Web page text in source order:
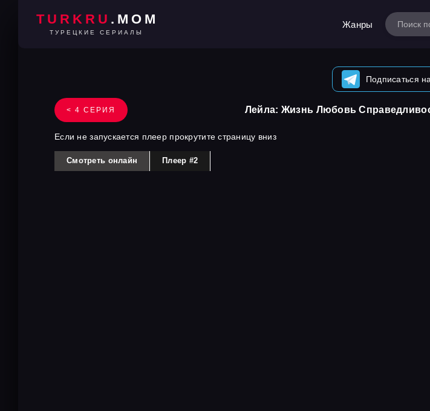
TURKRU .MOM
ТУРЕЦКИЕ СЕРИАЛЫ
Жанры
Подписаться
< 4 СЕРИЯ Лейла: Жизнь Любовь
Если не запускается плеер прокрутите страницу вниз
Смотреть онлайн Плеер #2